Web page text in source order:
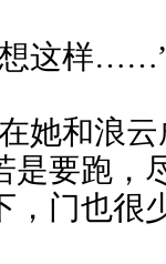
这样
她和浪
是要跑，
，门也